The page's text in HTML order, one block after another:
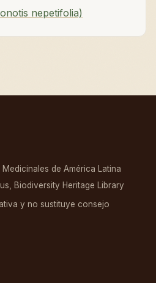
nepetifolia)
de América Latina
Biodiversity Heritage Library
y no sustituye consejo